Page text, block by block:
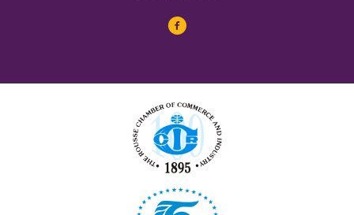
Legea-asigurărilor-de-sănătate
Legea-comerciala-din-1991